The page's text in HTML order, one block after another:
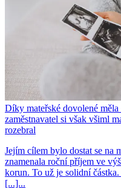
Díky mateřské dovolené
zaměstnavatel si však všiml
rozebral
Jejím cílem bylo dostat se na
znamenala roční příjem ve
korun. To už je solidní
[...]...